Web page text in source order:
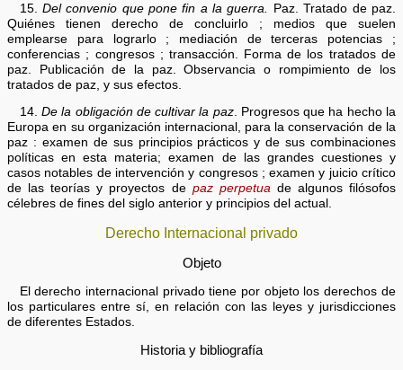
15.Del convenio que pone fin a la guerra.
Paz. Tratado de paz.
Quiénes tienen derecho de concluirlo ; medios que suelen
emplearse para lograrlo ; mediación de terceras potencias ;
conferencias ; congresos ; transacción. Forma de los tratados de
paz. Publicación de la paz. Observancia o rompimiento de los
tratados de paz, y sus efectos.
14.De la obligación de cultivar la paz. Progresos que ha hecho la
Europa en su organización internacional, para la conservación de la
paz : examen de sus principios prácticos y de sus combinaciones
políticas en esta materia; examen de las grandes cuestiones y
casos notables de intervención y congresos ; examen y juicio crítico
de las teorías y proyectos de paz perpetuade algunos filósofos
célebres de fines del siglo anterior y principios del actual.
Derecho Internacional privado
Objeto
El derecho internacional privado tiene por objeto los derechos de
los particulares entre sí, en relación con las leyes y jurisdicciones
de diferentes Estados.
Historia y bibliografía